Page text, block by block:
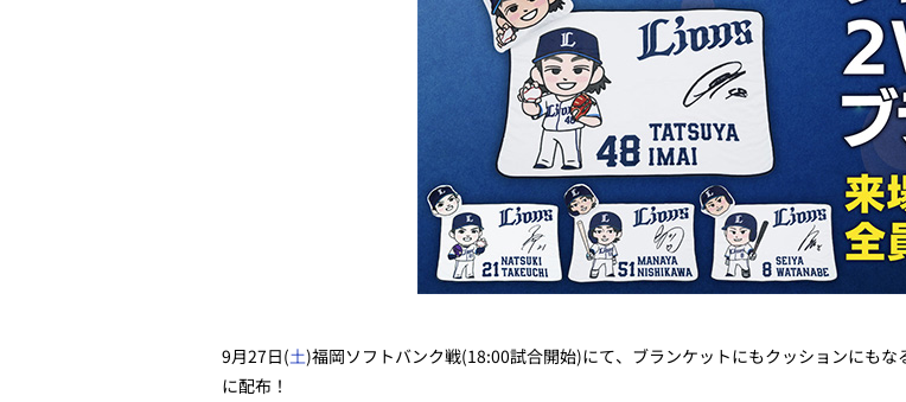
9月27日(土)福岡ソフトバンク戦(18:00試合開始)にて、ブランケットにもクッションにも
に配布！